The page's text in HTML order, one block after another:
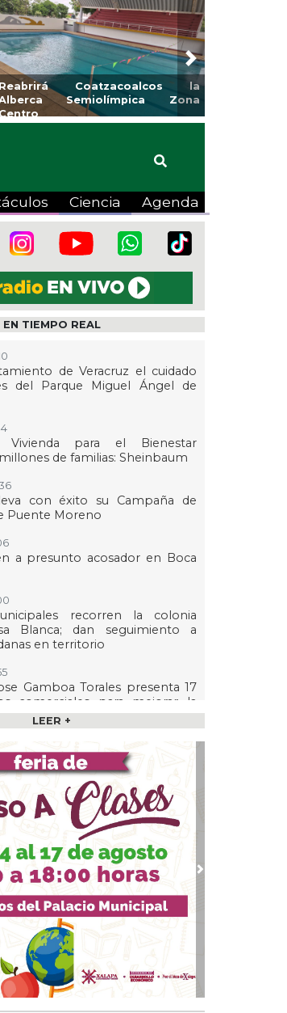
Emprendedores de Xalapa
en Mercadito
Next
Ciencia Agenda
EN TIEMPO REAL
de Veracruz el cuidado
del Parque Miguel Ángel de
Vivienda para el Bienestar
de familias: Sheinbaum
con éxito su Campaña de
Puente Moreno
a presunto acosador en Boca
recorren la colonia
Blanca; dan seguimiento a
en territorio
Gamboa Torales presenta 17
comerciales para mejorar la
e impulsar la economía de
cartulina con mensajes
Papantla!!!
se suma a la Jornada
2026
prueba de la seguridad
de Veracruz a canino
en zona norte de la ciudad
LEER +
Next